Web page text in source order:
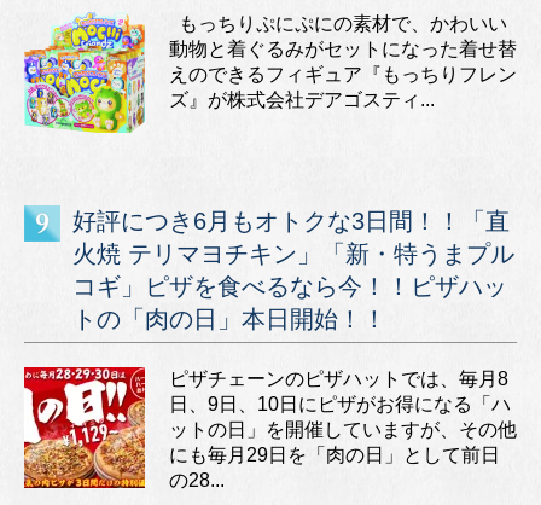
もっちりぷにぷにの素材で、かわいい
動物と着ぐるみがセットになった着せ替
えのできるフィギュア『もっちりフレン
ズ』が株式会社デアゴスティ...
好評につき6月もオトクな3日間！！「直
火焼 テリマヨチキン」「新・特うまプル
コギ」ピザを食べるなら今！！ピザハッ
トの「肉の日」本日開始！！
ピザチェーンのピザハットでは、毎月8
日、9日、10日にピザがお得になる「ハ
ットの日」を開催していますが、その他
にも毎月29日を「肉の日」として前日
の28...